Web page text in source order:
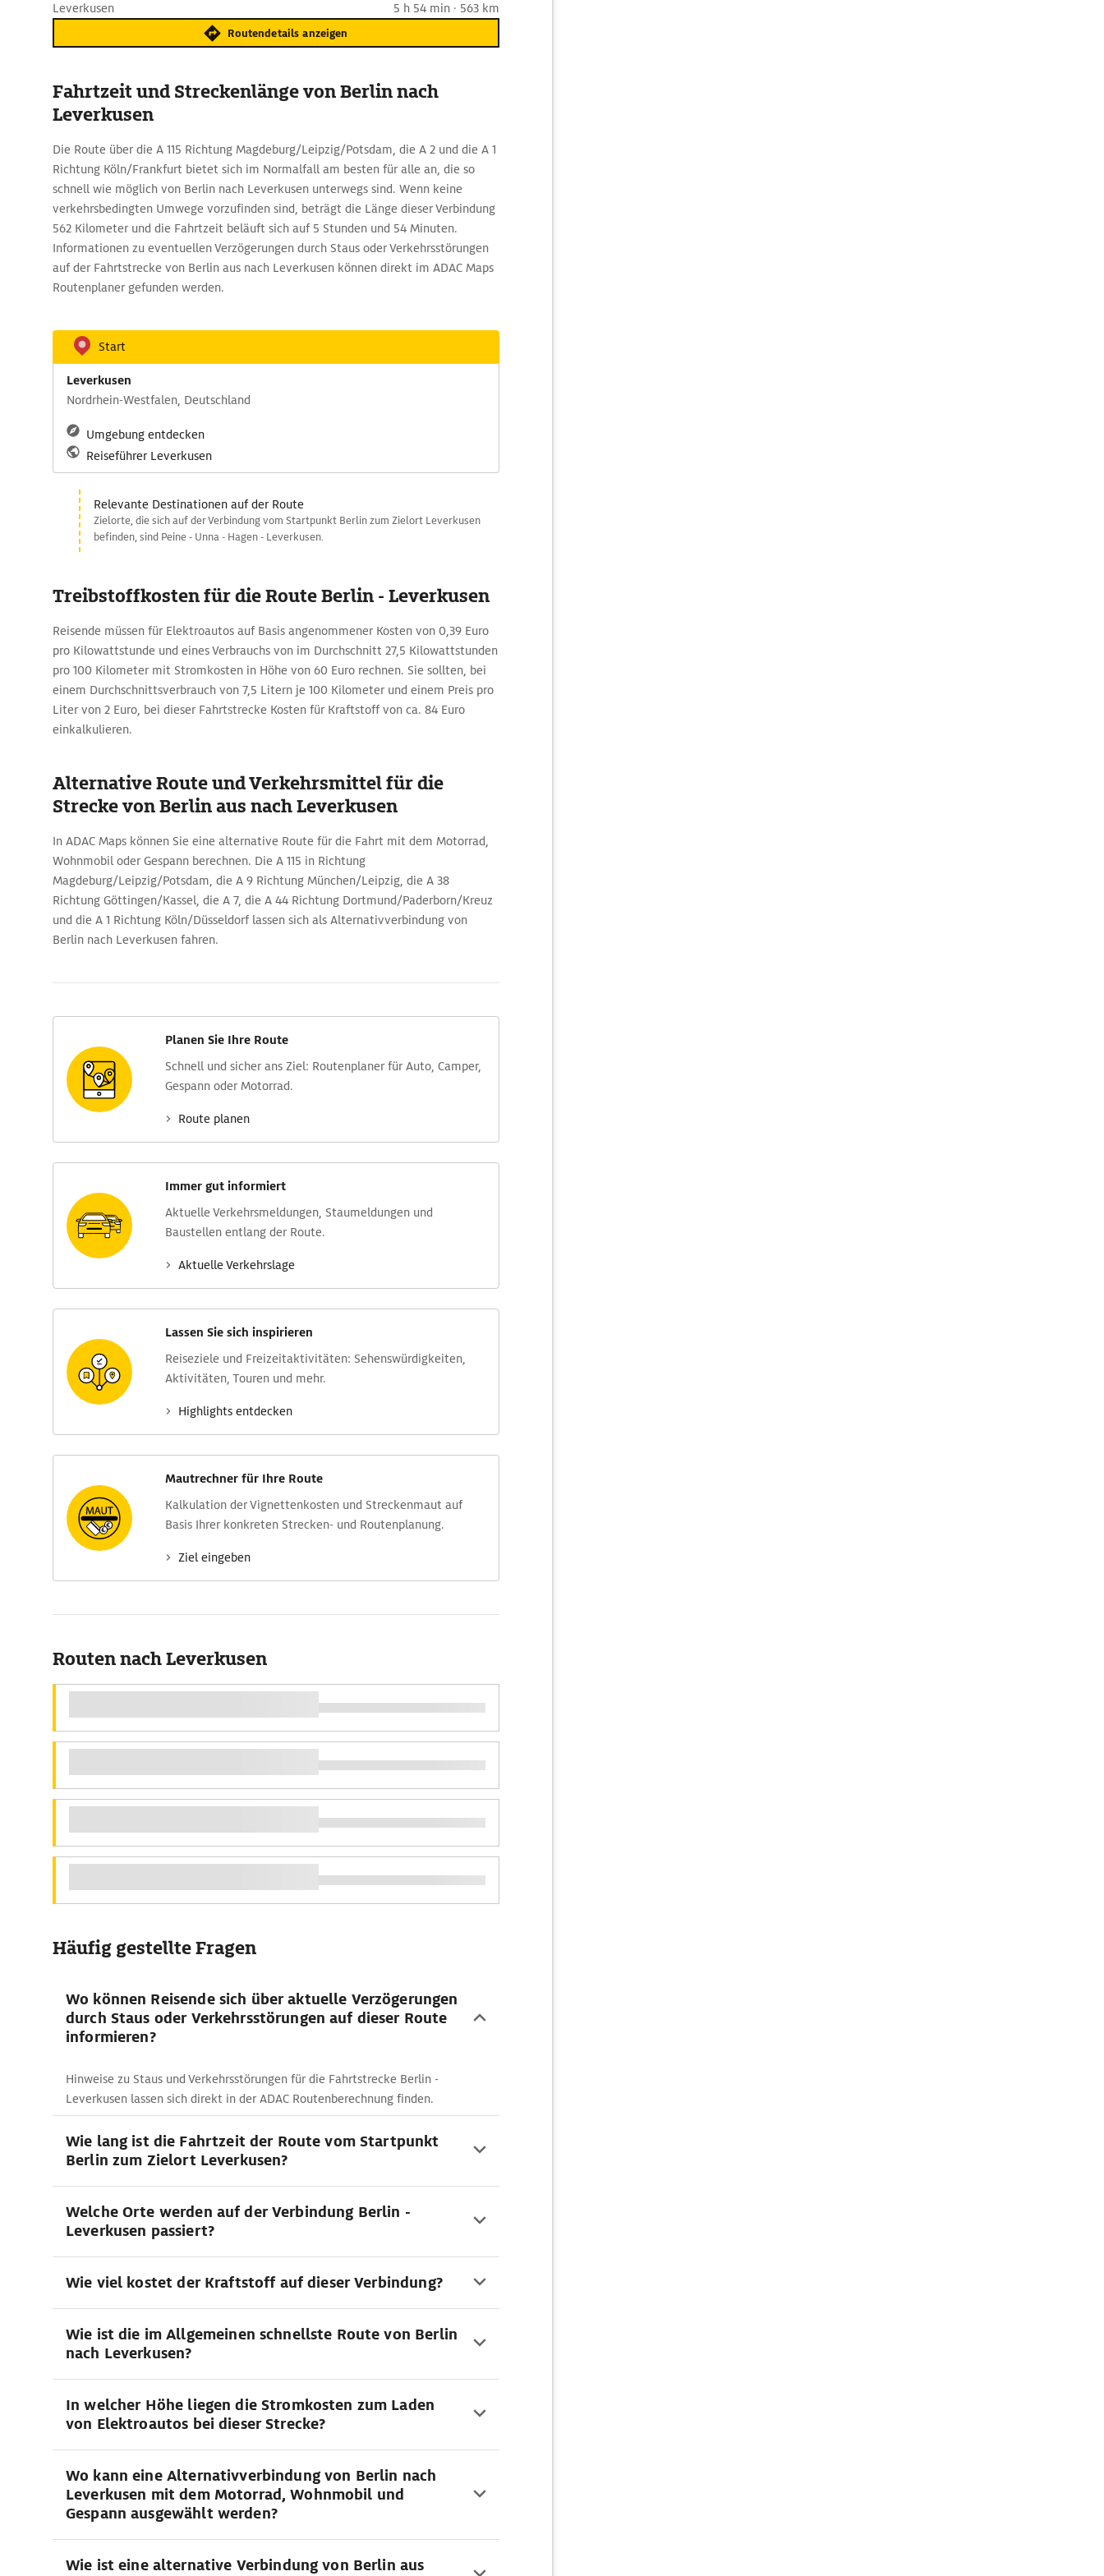
Leverkusen 5 h 54 min · 563 km
Routendetails anzeigen
Fahrtzeit und Streckenlänge von Berlin nach
Leverkusen
Die Route über die A 115 Richtung Magdeburg/Leipzig/Potsdam, die A 2 und die A 1
Richtung Köln/Frankfurt bietet sich im Normalfall am besten für alle an, die so
schnell wie möglich von Berlin nach Leverkusen unterwegs sind. Wenn keine
verkehrsbedingten Umwege vorzufinden sind, beträgt die Länge dieser Verbindung
562 Kilometer und die Fahrtzeit beläuft sich auf 5 Stunden und 54 Minuten.
Informationen zu eventuellen Verzögerungen durch Staus oder Verkehrsstörungen
auf der Fahrtstrecke von Berlin aus nach Leverkusen können direkt im ADAC Maps
Routenplaner gefunden werden.
Start
Leverkusen
Nordrhein-Westfalen, Deutschland
Umgebung entdecken
Reiseführer Leverkusen
Relevante Destinationen auf der Route
Zielorte, die sich auf der Verbindung vom Startpunkt Berlin zum Zielort Leverkusen
befinden, sind Peine - Unna - Hagen - Leverkusen.
Treibstoffkosten für die Route Berlin - Leverkusen
Reisende müssen für Elektroautos auf Basis angenommener Kosten von 0,39 Euro
pro Kilowattstunde und eines Verbrauchs von im Durchschnitt 27,5 Kilowattstunden
pro 100 Kilometer mit Stromkosten in Höhe von 60 Euro rechnen. Sie sollten, bei
einem Durchschnittsverbrauch von 7,5 Litern je 100 Kilometer und einem Preis pro
Liter von 2 Euro, bei dieser Fahrtstrecke Kosten für Kraftstoff von ca. 84 Euro
einkalkulieren.
Alternative Route und Verkehrsmittel für die
Strecke von Berlin aus nach Leverkusen
In ADAC Maps können Sie eine alternative Route für die Fahrt mit dem Motorrad,
Wohnmobil oder Gespann berechnen. Die A 115 in Richtung
Magdeburg/Leipzig/Potsdam, die A 9 Richtung München/Leipzig, die A 38
Richtung Göttingen/Kassel, die A 7, die A 44 Richtung Dortmund/Paderborn/Kreuz
und die A 1 Richtung Köln/Düsseldorf lassen sich als Alternativverbindung von
Berlin nach Leverkusen fahren.
Planen Sie Ihre Route
Schnell und sicher ans Ziel: Routen­planer für Auto, Camper,
Gespann oder Motorrad.
Route planen
Immer gut informiert
Aktuelle Verkehrs­meldungen, Stau­meldungen und
Baustellen entlang der Route.
Aktuelle Verkehrs­lage
Lassen Sie sich inspirieren
Reise­ziele und Freizeit­aktivitäten: Sehens­würdig­keiten,
Aktivitäten, Touren und mehr.
Highlights entdecken
Mautrechner für Ihre Route
Kalkulation der Vignettenkosten und Streckenmaut auf
Basis Ihrer konkreten Strecken- und Routenplanung.
Ziel eingeben
Routen nach Leverkusen
Häufig gestellte Fragen
Wo können Reisende sich über aktuelle Verzögerungen
durch Staus oder Verkehrsstörungen auf dieser Route
informieren?
Hinweise zu Staus und Verkehrsstörungen für die Fahrtstrecke Berlin -
Leverkusen lassen sich direkt in der ADAC Routenberechnung finden.
Wie lang ist die Fahrtzeit der Route vom Startpunkt
Berlin zum Zielort Leverkusen?
Welche Orte werden auf der Verbindung Berlin -
Leverkusen passiert?
Wie viel kostet der Kraftstoff auf dieser Verbindung?
Wie ist die im Allgemeinen schnellste Route von Berlin
nach Leverkusen?
In welcher Höhe liegen die Stromkosten zum Laden
von Elektroautos bei dieser Strecke?
Wo kann eine Alternativverbindung von Berlin nach
Leverkusen mit dem Motorrad, Wohnmobil und
Gespann ausgewählt werden?
Wie ist eine alternative Verbindung von Berlin aus